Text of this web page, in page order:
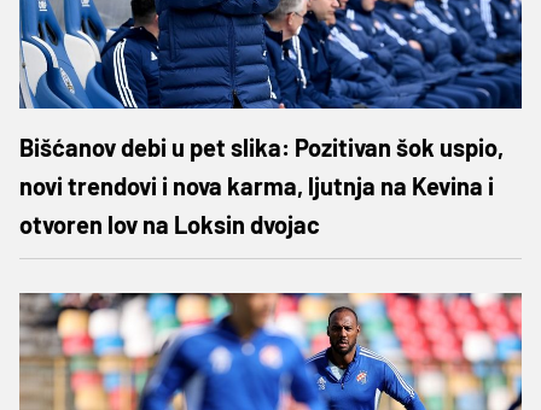
Bišćanov debi u pet slika: Pozitivan šok uspio,
novi trendovi i nova karma, ljutnja na Kevina i
otvoren lov na Loksin dvojac